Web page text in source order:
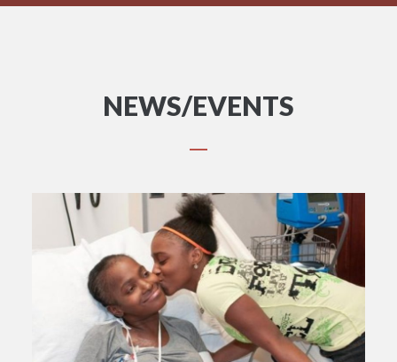
NEWS/EVENTS